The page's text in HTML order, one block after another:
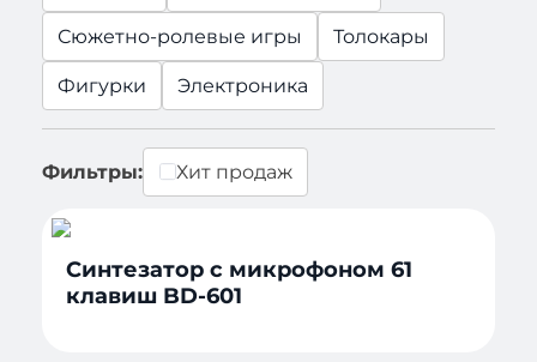
Сюжетно-ролевые игры Толокары
Фигурки Электроника
Фильтры: Хит продаж
Синтезатор с микрофоном 61
клавиш BD-601